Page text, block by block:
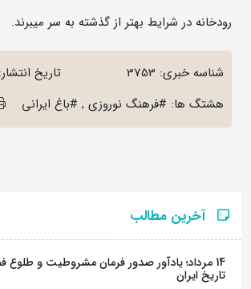
رودخانه در شرایط بهتر از گذشته به سر میبرند.
شناسه خبری: 3753 تاریخ انتشار:
هشتگ ها: #فرهنگ نوروزی , #باغ ایرانی
آخرین مطالب
14 مرداد؛ یادآور صدور فرمان مشروطیت و طلوع
تاریخ ایران